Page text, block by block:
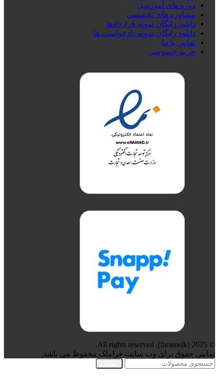
دوره های آموزشی
مشاوره های تخصصی
دانلود رایگان نمونه قراردادها
دانلود رایگان نمونه دادخواست ها
تماس با ما
حریم خصوصی
© 2025 [faramelk]. All rights reserved.
تمامی حقوق برای وب سایت فراملک محفوظ می باشد.